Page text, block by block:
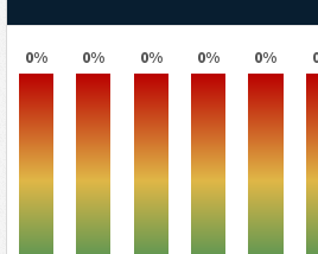
0% 0% 0% 0% 0%